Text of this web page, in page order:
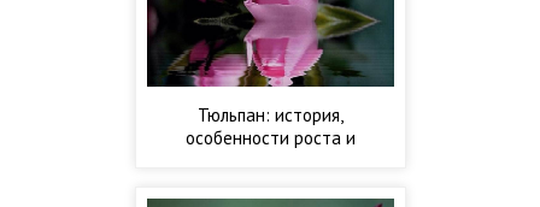
Тюльпан: история,
особенности роста и